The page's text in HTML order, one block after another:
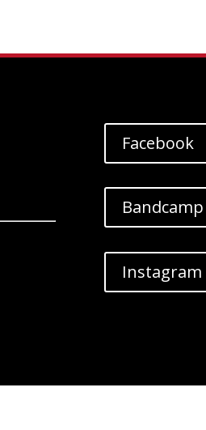
Facebook
Bandcamp
Instagram